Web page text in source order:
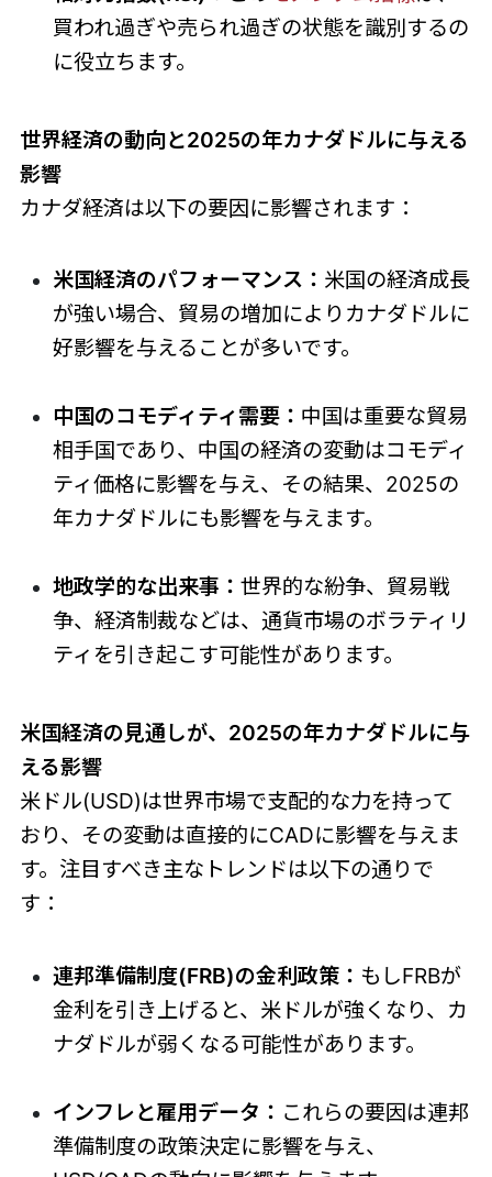
買われ過ぎや売られ過ぎの状態を識別するの
に役立ちます。
世界経済の動向と2025の年カナダドルに与える
影響
カナダ経済は以下の要因に影響されます：
米国経済のパフォーマンス： 米国の経済成長
が強い場合、貿易の増加によりカナダドルに
好影響を与えることが多いです。
中国のコモディティ需要： 中国は重要な貿易
相手国であり、中国の経済の変動はコモディ
ティ価格に影響を与え、その結果、2025の
年カナダドルにも影響を与えます。
地政学的な出来事： 世界的な紛争、貿易戦
争、経済制裁などは、通貨市場のボラティリ
ティを引き起こす可能性があります。
米国経済の見通しが、2025の年カナダドルに与
える影響
米ドル(USD)は世界市場で支配的な力を持って
おり、その変動は直接的にCADに影響を与えま
す。注目すべき主なトレンドは以下の通りで
す：
連邦準備制度(FRB)の金利政策： もしFRBが
金利を引き上げると、米ドルが強くなり、カ
ナダドルが弱くなる可能性があります。
インフレと雇用データ： これらの要因は連邦
準備制度の政策決定に影響を与え、